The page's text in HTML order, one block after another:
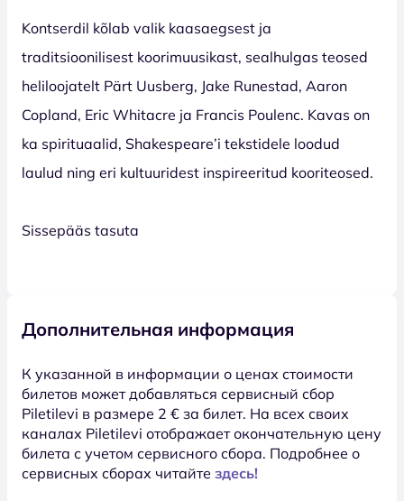
Kontserdil kõlab valik kaasaegsest ja
traditsioonilisest koorimuusikast, sealhulgas teosed
heliloojatelt Pärt Uusberg, Jake Runestad, Aaron
Copland, Eric Whitacre ja Francis Poulenc. Kavas on
ka spirituaalid, Shakespeare’i tekstidele loodud
laulud ning eri kultuuridest inspireeritud kooriteosed.
Sissepääs tasuta
Дополнительная информация
К указанной в информации о ценах стоимости
билетов может добавляться сервисный сбор
Piletilevi в размере 2 € за билет. На всех своих
каналах Piletilevi отображает окончательную цену
билета с учетом сервисного сбора. Подробнее о
сервисных сборах читайте здесь!